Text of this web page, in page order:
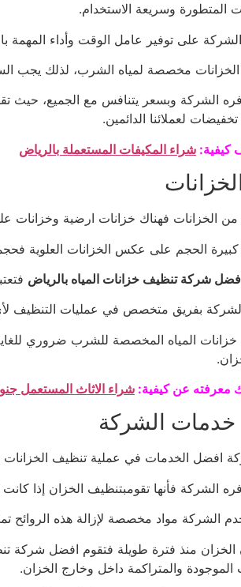
المتطورة وسريعة الاستخدام.
على توفير عامل الوقت وأداء المهمة
مخصصة لمياه الشرب، لذلك يجب
الشركة وبسعر يتنافس مع الجميع،
لعملائنا الدائمين.
كيفية: شراء المكيفات المستعملة بالرياض
من الخزانات فهناك خزانات ارضية
الحجم على عكس الخزانات العلوية
شركة تنظيف خزانات المياه بالرياض
بفريق متخصص في عمليات التنظيف
خزانات المياه المخصصة للشرب ضروري
معرفته عن كيفية: شراء الاثاث المستعمل
الشركة
افضل الخدمات في عملية تنظيف الخزانات
الشركة فأنها تقومبتنظيف الخزان إذا
الشركة مواد مخصصة لإزالة هذه الروائح
الخزان منذ فترة طويلة فتقوم افضل شركة
الموجودة والمتراكمة داخل وخارج الخزان.